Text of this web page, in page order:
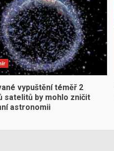
vypuštění téměř 2
satelitů by mohlo zničit
astronomii